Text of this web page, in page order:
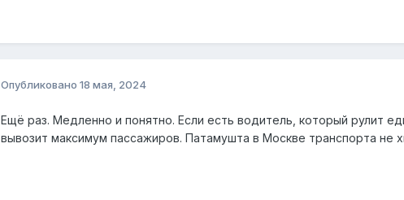
Опубликовано 18 мая, 2024
Ещё раз. Медленно и понятно. Если есть водитель, который рулит
вывозит максимум пассажиров. Патамушта в Москве транспорта не